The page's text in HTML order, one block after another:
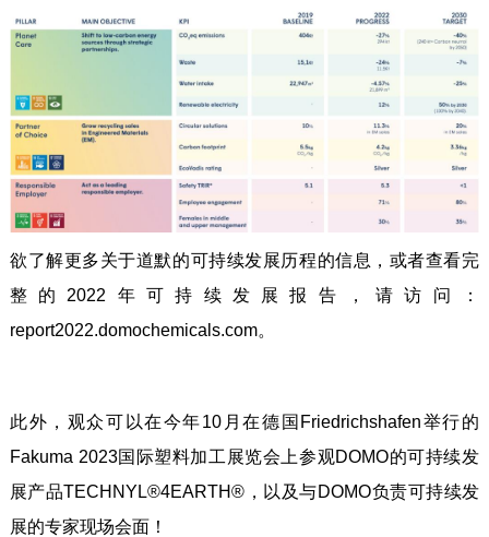
欲了解更多关于道默的可持续发展历程的信息，或者查看完
整的2022年可持续发展报告，请访问：
report2022.domochemicals.com。
此外，观众可以在今年10月在德国Friedrichshafen举行的
Fakuma 2023国际塑料加工展览会上参观DOMO的可持续发
展产品TECHNYL®4EARTH®，以及与DOMO负责可持续发
展的专家现场会面！